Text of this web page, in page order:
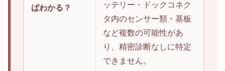
ばわかる？
ッテリー・ドックコネク
タ内のセンサー類・基板
など複数の可能性があ
り、精密診断なしに特定
できません。